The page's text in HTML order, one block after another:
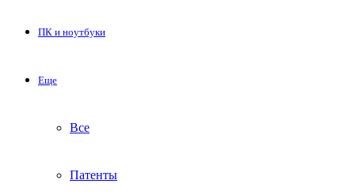
ПК и ноутбуки
Еще
Все
Патенты